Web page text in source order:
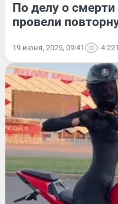
По делу о
провели
19 июня, 2025, 09:41 4 221